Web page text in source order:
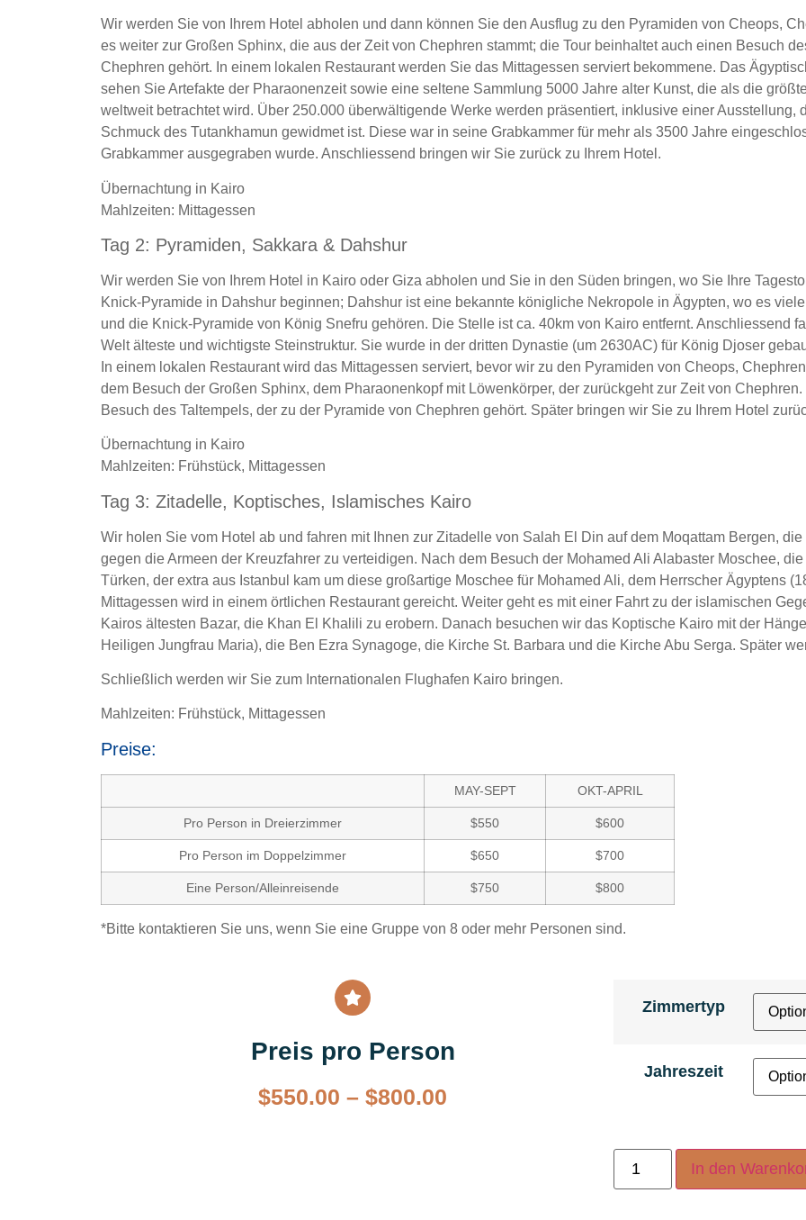
Wir werden Sie von Ihrem Hotel abholen und dann können Sie den Ausflug zu den Pyramiden von Cheops,
es weiter zur Großen Sphinx, die aus der Zeit von Chephren stammt; die Tour beinhaltet auch einen Besuch
Chephren gehört. In einem lokalen Restaurant werden Sie das Mittagessen serviert bekommene. Das
sehen Sie Artefakte der Pharaonenzeit sowie eine seltene Sammlung 5000 Jahre alter Kunst, die als die
weltweit betrachtet wird. Über 250.000 überwältigende Werke werden präsentiert, inklusive einer Ausstellung,
Schmuck des Tutankhamun gewidmet ist. Diese war in seine Grabkammer für mehr als 3500 Jahre
Grabkammer ausgegraben wurde. Anschliessend bringen wir Sie zurück zu Ihrem Hotel.
Übernachtung in Kairo
Mahlzeiten: Mittagessen
Tag 2: Pyramiden, Sakkara & Dahshur
Wir werden Sie von Ihrem Hotel in Kairo oder Giza abholen und Sie in den Süden bringen, wo Sie Ihre
Knick-Pyramide in Dahshur beginnen; Dahshur ist eine bekannte königliche Nekropole in Ägypten, wo es
und die Knick-Pyramide von König Snefru gehören. Die Stelle ist ca. 40km von Kairo entfernt. Anschliessend
Welt älteste und wichtigste Steinstruktur. Sie wurde in der dritten Dynastie (um 2630AC) für König Djoser
In einem lokalen Restaurant wird das Mittagessen serviert, bevor wir zu den Pyramiden von Cheops,
dem Besuch der Großen Sphinx, dem Pharaonenkopf mit Löwenkörper, der zurückgeht zur Zeit von
Besuch des Taltempels, der zu der Pyramide von Chephren gehört. Später bringen wir Sie zu Ihrem Hotel
Übernachtung in Kairo
Mahlzeiten: Frühstück, Mittagessen
Tag 3: Zitadelle, Koptisches, Islamisches Kairo
Wir holen Sie vom Hotel ab und fahren mit Ihnen zur Zitadelle von Salah El Din auf dem Moqattam Bergen,
gegen die Armeen der Kreuzfahrer zu verteidigen. Nach dem Besuch der Mohamed Ali Alabaster Moschee,
Türken, der extra aus Istanbul kam um diese großartige Moschee für Mohamed Ali, dem Herrscher Ägyptens
Mittagessen wird in einem örtlichen Restaurant gereicht. Weiter geht es mit einer Fahrt zu der islamischen
Kairos ältesten Bazar, die Khan El Khalili zu erobern. Danach besuchen wir das Koptische Kairo mit der
Heiligen Jungfrau Maria), die Ben Ezra Synagoge, die Kirche St. Barbara und die Kirche Abu Serga. Später
Schließlich werden wir Sie zum Internationalen Flughafen Kairo bringen.
Mahlzeiten: Frühstück, Mittagessen
Preise:
MAY-SEPT OKT-APRIL
Pro Person in Dreierzimmer $550 $600
Pro Person im Doppelzimmer $650 $700
Eine Person/Alleinreisende $750 $800
*Bitte kontaktieren Sie uns, wenn Sie eine Gruppe von 8 oder mehr Personen sind.
Preis pro Person
$550.00 – $800.00
Zimmertyp
Jahreszeit
In den